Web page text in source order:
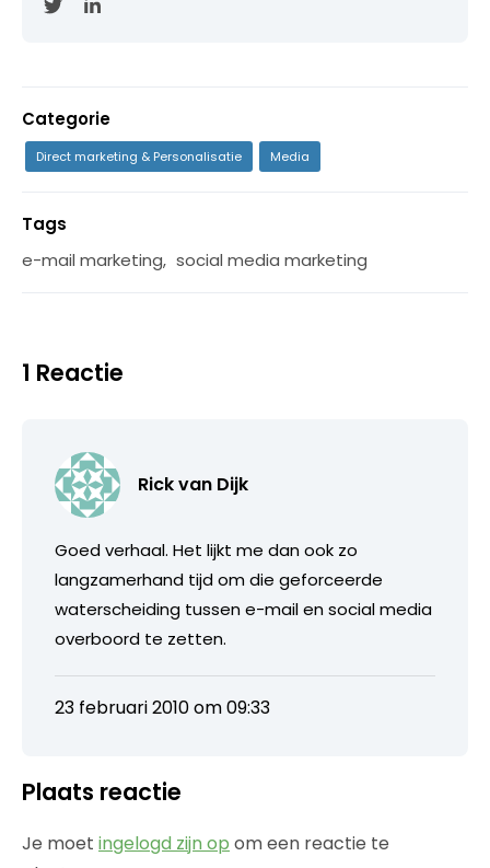
Categorie
Direct marketing & Personalisatie Media
Tags
e-mail marketing, social media marketing
1 Reactie
Rick van Dijk
Goed verhaal. Het lijkt me dan ook zo
langzamerhand tijd om die geforceerde
waterscheiding tussen e-mail en social media
overboord te zetten.
23 februari 2010 om 09:33
Plaats reactie
Je moet ingelogd zijn op om een reactie te